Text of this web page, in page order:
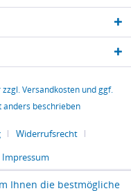
zzgl.Versandkosten und ggf.
anders beschrieben
Widerrufsrecht
Impressum
Ihnen die bestmögliche